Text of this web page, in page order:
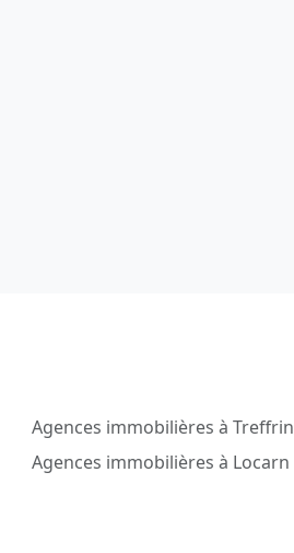
Agences immobilières à Treffrin
Agences immobilières à Locarn